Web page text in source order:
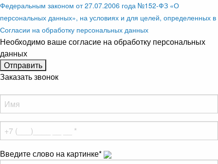
Федеральным законом от 27.07.2006 года №152-ФЗ «О
персональных данных», на условиях и для целей, определенных в
Согласии на обработку персональных данных
Необходимо ваше согласие на обработку персональных
данных
Заказать звонок
Введите слово на картинке*